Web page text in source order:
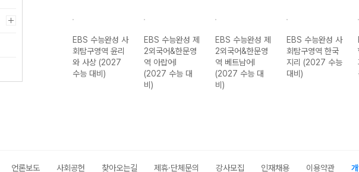
EBS 수능완성 사
회탐구영역 윤리
와 사상 (2027
수능 대비)
EBS 수능완성 제
2외국어&한문영
역 아랍어I
(2027 수능 대
비)
EBS 수능완성 제
2외국어&한문영
역 베트남어I
(2027 수능 대
비)
EBS 수능완성 사
회탐구영역 한국
지리 (2027 수능
대비)
언론보도 사회공헌 찾아오는길 제휴·단체문의 강사모집 인재채용 이용약관